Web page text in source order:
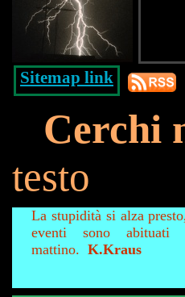
Sitemap link
Cerchi
testo
La stupidità si alza
eventi sono abituati
mattino. K.Kraus